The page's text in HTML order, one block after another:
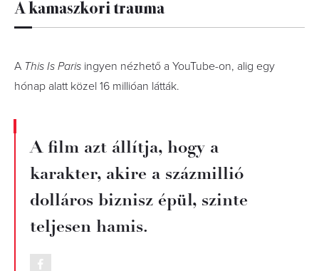
A kamaszkori trauma
A This Is Paris ingyen nézhető a YouTube-on, alig egy
hónap alatt közel 16 millióan látták.
A film azt állítja, hogy a
karakter, akire a százmillió
dolláros biznisz épül, szinte
teljesen hamis.